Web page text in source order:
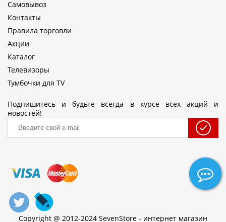
Самовывоз
Контакты
Правила торговли
Акции
Каталог
Телевизоры
Тумбочки для TV
Подпишитесь и будьте всегда в курсе всех акций и
новостей!
Copyright @ 2012-2024 SevenStore - интернет магазин